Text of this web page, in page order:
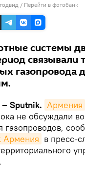
/ Перейти в фотобанк
системы
связывали
газопровода
Sputnik. Армения
не обсуждали
газопроводов,
Армения в пресс-